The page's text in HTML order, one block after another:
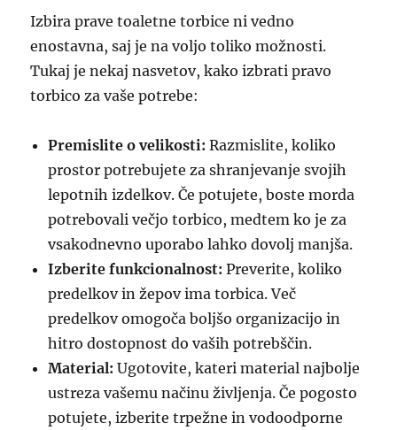
Izbira prave toaletne torbice ni vedno
enostavna, saj je na voljo toliko možnosti.
Tukaj je nekaj nasvetov, kako izbrati pravo
torbico za vaše potrebe:
Premislite o velikosti: Razmislite, koliko
prostor potrebujete za shranjevanje svojih
lepotnih izdelkov. Če potujete, boste morda
potrebovali večjo torbico, medtem ko je za
vsakodnevno uporabo lahko dovolj manjša.
Izberite funkcionalnost: Preverite, koliko
predelkov in žepov ima torbica. Več
predelkov omogoča boljšo organizacijo in
hitro dostopnost do vaših potrebščin.
Material: Ugotovite, kateri material najbolje
ustreza vašemu načinu življenja. Če pogosto
potujete, izberite trpežne in vodoodporne